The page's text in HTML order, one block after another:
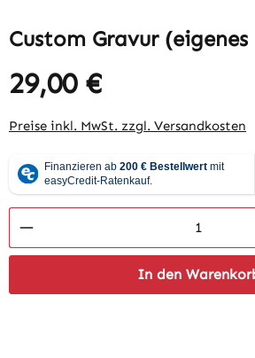
Custom Gravur
Regulärer Preis:
29,00 €
Preise inkl. MwSt. zzgl. Versandkosten
Produkt Anzahl: Gib den
In den